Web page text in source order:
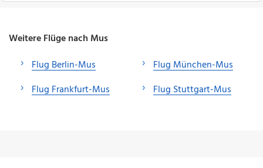
Weitere Flüge nach Mus
Flug Berlin-Mus
Flug Frankfurt-Mus
Flug München-Mus
Flug Stuttgart-Mus